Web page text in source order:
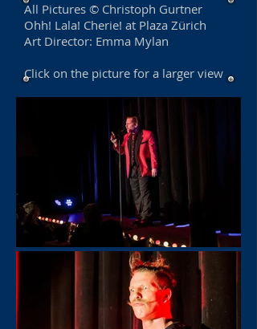
All Pictures © Christoph Gurtner
Ohh! Lala! Cherie! at Plaza Zürich
Art Director: Emma Mylan
Click on the picture for a larger view